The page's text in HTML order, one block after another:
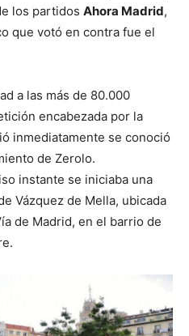
los partidos Ahora Madrid,
que votó en contra fue el
a las más de 80.000
encabezada por la
inmediatamente se conoció
de Zerolo.
instante se iniciaba una
Vázquez de Mella, ubicada
de Madrid, en el barrio de